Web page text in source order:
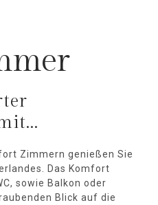
Zimmern genießen Sie
Das Komfort
sowie Balkon oder
Blick auf die